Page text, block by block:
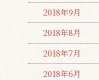
2018年9月
2018年8月
2018年7月
2018年6月